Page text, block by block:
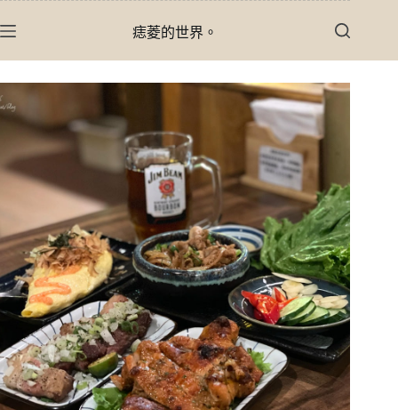
至
內
痣菱的世界。